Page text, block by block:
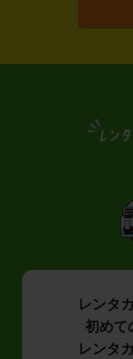
レンタ
初めて
レンタ